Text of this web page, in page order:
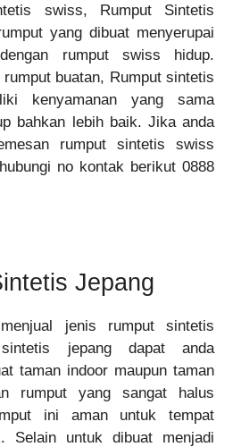
swiss, Rumput Sintetis
yang dibuat menyerupai
rumput swiss hidup.
buatan, Rumput sintetis
kenyamanan yang sama
bahkan lebih baik. Jika anda
rumput sintetis swiss
no kontak berikut 0888
Jepang
jenis rumput sintetis
jepang dapat anda
taman indoor maupun taman
rumput yang sangat halus
ini aman untuk tempat
Selain untuk dibuat menjadi